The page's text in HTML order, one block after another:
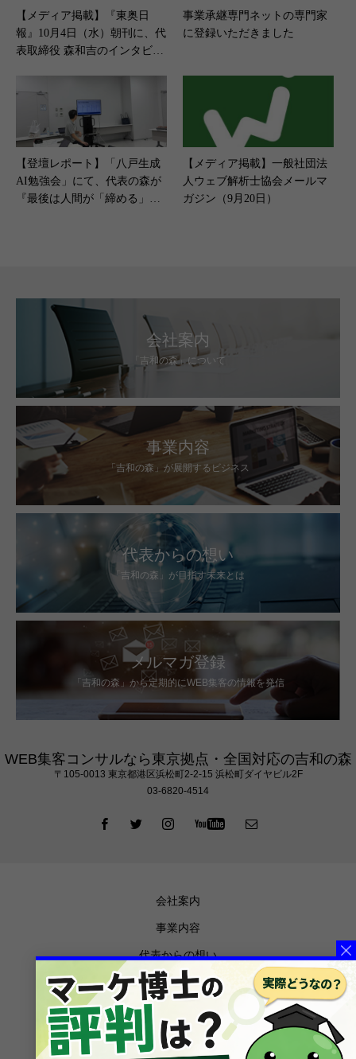
【メディア掲載】『東奥日
報』10月4日（水）朝刊に、代
表取締役 森和吉のインタビュ
事業承継専門ネットの専門家
に登録いただきました
【登壇レポート】「八戸生成
AI勉強会」にて、代表の森が
『最後は人間が「締める」』
【メディア掲載】一般社団法
人ウェブ解析士協会メールマ
ガジン（9月20日）
会社案内
「吉和の森」について
事業内容
「吉和の森」が展開するビジネス
代表からの想い
「吉和の森」が目指す未来とは
メルマガ登録
「吉和の森」から定期的にWEB集客の情報を発信
WEB集客コンサルなら東京拠点・全国対応の吉和の森
〒105‐0013 東京都港区浜松町2-2-15 浜松町ダイヤビル2F
03-6820-4514
会社案内
事業内容
代表からの想い
お知らせ
メディア掲載
ブログ